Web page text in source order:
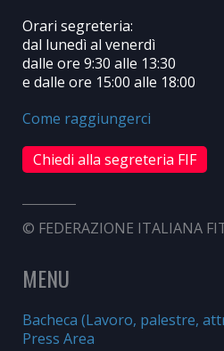
Orari segreteria:
dal lunedì al venerdì
dalle ore 9:30 alle 13:30
e dalle ore 15:00 alle 18:00
Come raggiungerci
Chiedi alla segreteria FIF
© FEDERAZIONE ITALIANA
MENU
Bacheca (Lavoro, palestre,
Press Area